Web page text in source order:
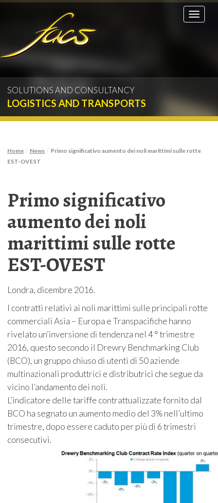
Toggle
SOLUTIONS AND CONSULTANCY
LOGISTICS AND TRANSPORTS
Home / News / Primo significativo aumento dei noli marittimi sulle rotte
EST-OVEST
Primo significativo
aumento dei noli
marittimi sulle rotte
EST-OVEST
Londra, dicembre 2016.
I contratti relativi ai noli marittimi sulle principali rotte
commerciali Asia – Europa e Transpacifiche hanno
rivelato un’inversione di tendenza nel 4 ° trimestre
2016, questo secondo il Drewry Benchmarking Club
(BCO), un gruppo chiuso di utenti di 50 aziende
multinazionali produttrici e distributrici che segue da
vicino l’andamento dei noli.
L’indicatore delle tariffe contrattualizzate fornito dal
BCO ha segnato un aumento medio del 3% nell’ultimo
trimestre, dopo essere caduto per più di 6 trimestri
consecutivi.